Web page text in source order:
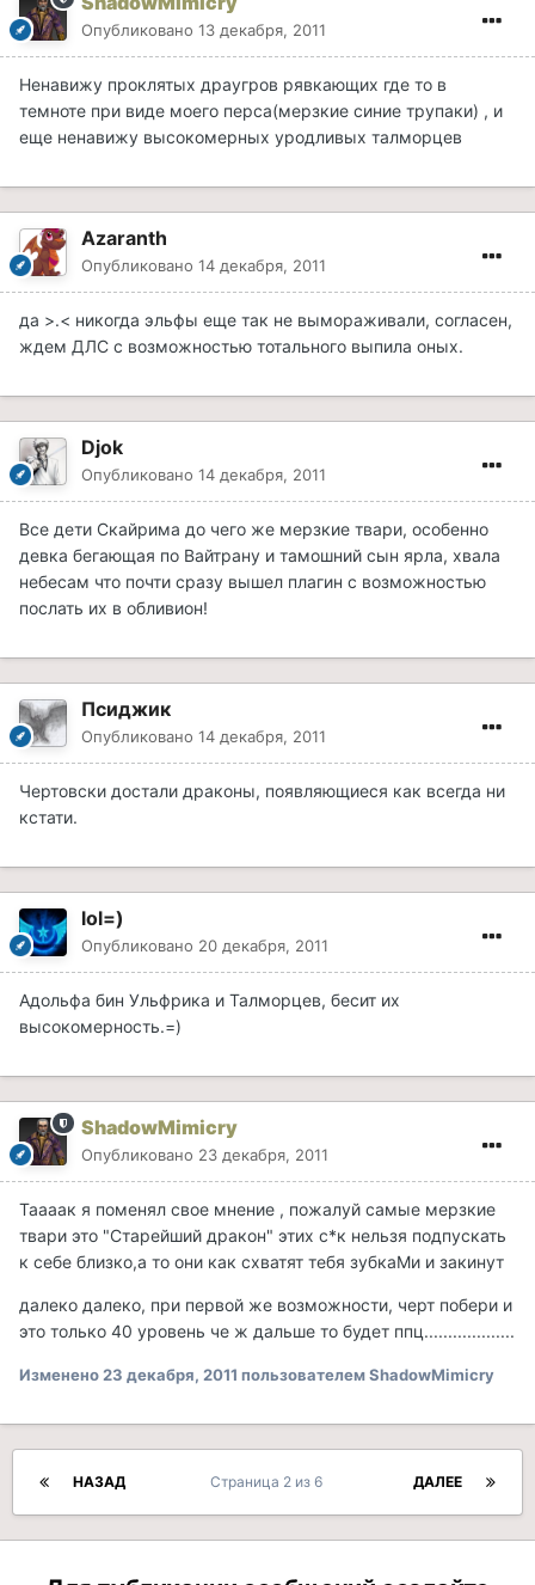
Опубликовано 13 декабря, 2011
Ненавижу проклятых драугров рявкающих где то в
темноте при виде моего перса(мерзкие синие трупаки) , и
еще ненавижу высокомерных уродливых талморцев
Azaranth
Опубликовано 14 декабря, 2011
да >.< никогда эльфы еще так не вымораживали, согласен,
ждем ДЛС с возможностью тотального выпила оных.
Djok
Опубликовано 14 декабря, 2011
Все дети Скайрима до чего же мерзкие твари, особенно
девка бегающая по Вайтрану и тамошний сын ярла, хвала
небесам что почти сразу вышел плагин с возможностью
послать их в обливион!
Псиджик
Опубликовано 14 декабря, 2011
Чертовски достали драконы, появляющиеся как всегда ни
кстати.
lol=)
Опубликовано 20 декабря, 2011
Адольфа бин Ульфрика и Талморцев, бесит их
высокомерность.=)
ShadowMimicry
Опубликовано 23 декабря, 2011
Таааак я поменял свое мнение , пожалуй самые мерзкие
твари это "Старейший дракон" этих с*к нельзя подпускать
к себе близко,а то они как схватят тебя зубкаМи и закинут
далеко далеко, при первой же возможности, черт побери и
это только 40 уровень че ж дальше то будет ппц...................
Изменено 23 декабря, 2011 пользователем ShadowMimicry
НАЗАД ДАЛЕЕ
Страница 2 из 6